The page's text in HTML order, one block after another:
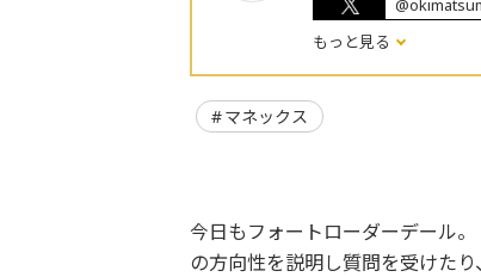
もっと見る
マネックス
今日もフォートローダーデール
の方向性を説明し質問を受けた